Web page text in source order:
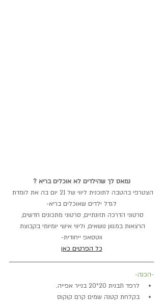
נמאס לך שהילדים לא אוכלים בריא ?
הצטרפי בהטבה לתוכנית ליווי של 21 יום בה את לומדת
לגדל ילדים שאוכלים בריא-
סרטוני הדרכה תזונתיים, סרטוני מתכונים חדשים,
הרצאות במגוון נושאים, וליווי אישי יומיומי בקבוצת
ווטסאפ ייחודית-
כל הפרטים כאן
-הכנה-
לרפד תבנית 20*20 בנייר אפייה.
בקלחת קטנה שמים קרם קוקוס